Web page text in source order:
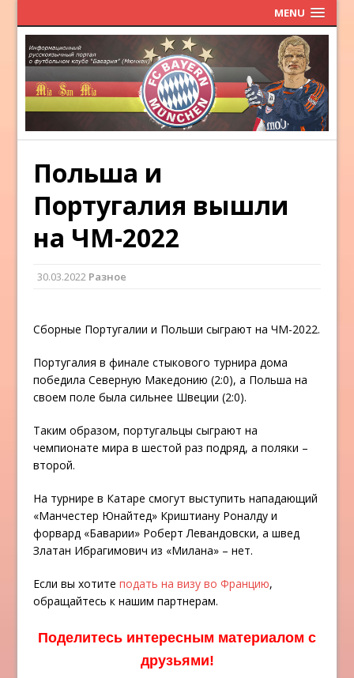
MENU
Польша и
Португалия вышли
на ЧМ-2022
30.03.2022 Разное
Сборные Португалии и Польши сыграют на ЧМ-2022.
Португалия в финале стыкового турнира дома
победила Северную Македонию (2:0), а Польша на
своем поле была сильнее Швеции (2:0).
Таким образом, португальцы сыграют на
чемпионате мира в шестой раз подряд, а поляки –
второй.
На турнире в Катаре смогут выступить нападающий
«Манчестер Юнайтед» Криштиану Роналду и
форвард «Баварии» Роберт Левандовски, а швед
Златан Ибрагимович из «Милана» – нет.
Если вы хотитеподать на визу во Францию,
обращайтесь к нашим партнерам.
Поделитесь интересным материалом с
друзьями!